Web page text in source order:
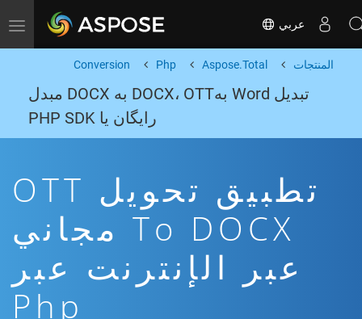
Toggle navigation عربي
المنتجات Aspose.Total
Php
Conversion
تبدیل Word بهDOCX، OTT به DOCX مبدل
رایگان یا PHP SDK
تطبيق تحويل OTT
To DOCX مجاني
عبر الإنترنت عبر
Php